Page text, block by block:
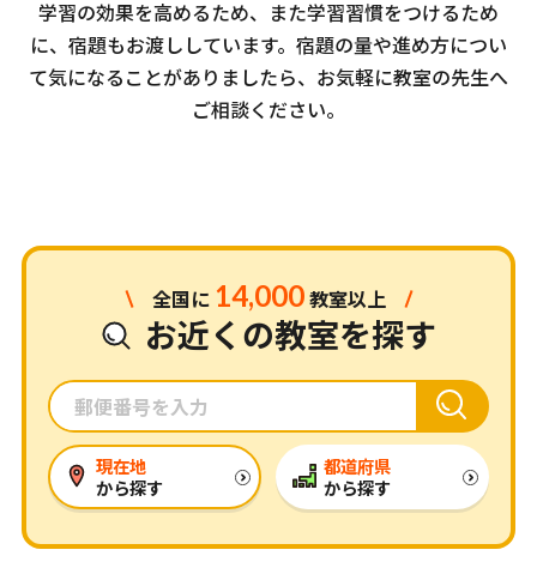
学習の効果を高めるため、また学習習慣をつけるため
に、宿題もお渡ししています。 宿題の量や進め方につい
て気になることがありましたら、お気軽に教室の先生へ
ご相談ください。
全国に 14,000 教室以上
お近くの教室を探す
現在地
から探す
都道府県
から探す